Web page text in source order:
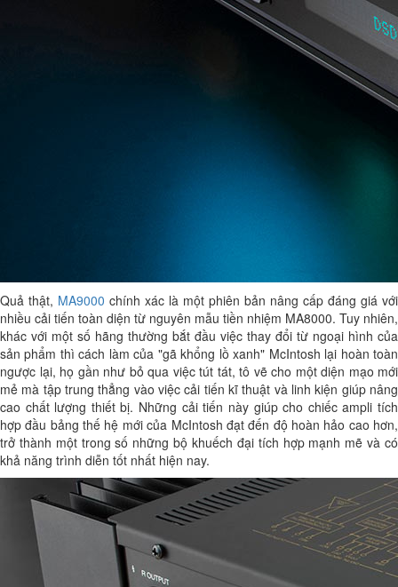
Quả thật, MA9000 chính xác là một phiên bản nâng cấp đáng giá với
nhiều cải tiến toàn diện từ nguyên mẫu tiền nhiệm MA8000. Tuy nhiên,
khác với một số hãng thường bắt đầu việc thay đổi từ ngoại hình của
sản phẩm thì cách làm của "gã khổng lồ xanh" McIntosh lại hoàn toàn
ngược lại, họ gần như bỏ qua việc tút tát, tô vẽ cho một diện mạo mới
mẻ mà tập trung thẳng vào việc cải tiến kĩ thuật và linh kiện giúp nâng
cao chất lượng thiết bị. Những cải tiến này giúp cho chiếc ampli tích
hợp đầu bảng thế hệ mới của McIntosh đạt đến độ hoàn hảo cao hơn,
trở thành một trong số những bộ khuếch đại tích hợp mạnh mẽ và có
khả năng trình diễn tốt nhất hiện nay.